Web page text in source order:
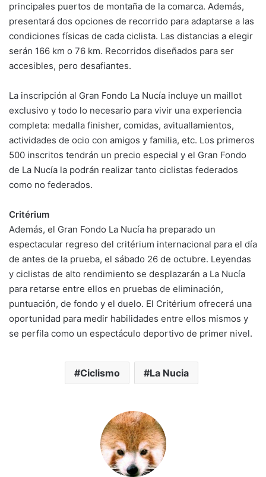
principales puertos de montaña de la comarca. Además,
presentará dos opciones de recorrido para adaptarse a las
condiciones físicas de cada ciclista. Las distancias a elegir
serán 166 km o 76 km. Recorridos diseñados para ser
accesibles, pero desafiantes.
La inscripción al Gran Fondo La Nucía incluye un maillot
exclusivo y todo lo necesario para vivir una experiencia
completa: medalla finisher, comidas, avituallamientos,
actividades de ocio con amigos y familia, etc. Los primeros
500 inscritos tendrán un precio especial y el Gran Fondo
de La Nucía la podrán realizar tanto ciclistas federados
como no federados.
Critérium
Además, el Gran Fondo La Nucía ha preparado un
espectacular regreso del critérium internacional para el día
de antes de la prueba, el sábado 26 de octubre. Leyendas
y ciclistas de alto rendimiento se desplazarán a La Nucía
para retarse entre ellos en pruebas de eliminación,
puntuación, de fondo y el duelo. El Critérium ofrecerá una
oportunidad para medir habilidades entre ellos mismos y
se perfila como un espectáculo deportivo de primer nivel.
Ciclismo La Nucia